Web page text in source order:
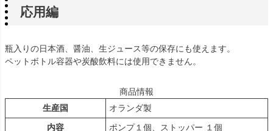
応用編
瓶入りの日本酒、醤油、生ジュース等の保存にも使えます。
ペットボトル容器や炭酸飲料には使用できません。
商品情報
生産国
オランダ製
内容
ポンプ１個、ストッパー １個